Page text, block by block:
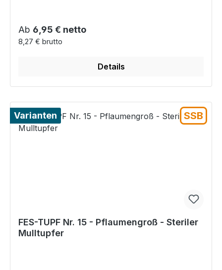
Regulärer Preis:
Ab 6,95 € netto
8,27 € brutto
Details
Varianten SSB
FES-TUPF Nr. 15 - Pflaumengroß - Steriler
Mulltupfer